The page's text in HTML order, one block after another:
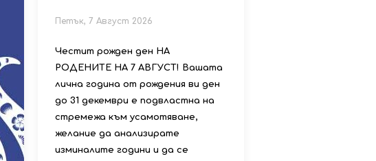
Петък, 7 Август 2026
Честит рожден ден НА
РОДЕНИТЕ НА 7 АВГУСТ! Вашата
лична година от рождения ви ден
до 31 декември е подвластна на
стремежа към усамотяване,
желание да анализирате
изминалите години и да се